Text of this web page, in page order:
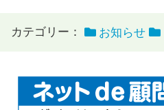
カテゴリー： お知らせ